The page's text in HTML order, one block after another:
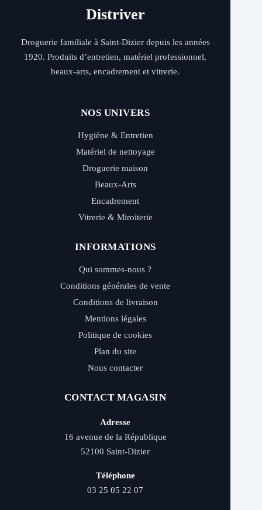
Distriver
Droguerie familiale à Saint-Dizier depuis les années
1920. Produits d’entretien, matériel professionnel,
beaux-arts, encadrement et vitrerie.
NOS UNIVERS
Hygiène & Entretien
Matériel de nettoyage
Droguerie maison
Beaux-Arts
Encadrement
Vitrerie & Miroiterie
INFORMATIONS
Qui sommes-nous ?
Conditions générales de vente
Conditions de livraison
Mentions légales
Politique de cookies
Plan du site
Nous contacter
CONTACT MAGASIN
Adresse
16 avenue de la République
52100 Saint-Dizier
Téléphone
03 25 05 22 07